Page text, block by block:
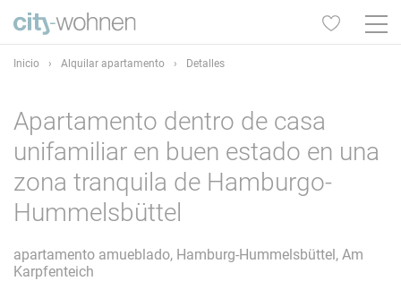
Inicio › Alquilar apartamento › Detalles
Apartamento dentro de casa
unifamiliar en buen estado en una
zona tranquila de Hamburgo-
Hummelsbüttel
apartamento amueblado, Hamburg-Hummelsbüttel, Am
Karpfenteich